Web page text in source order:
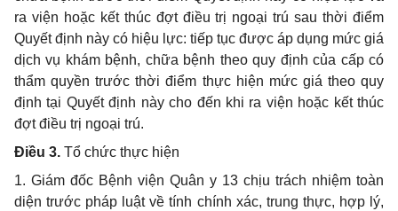
ra viện hoặc kết thúc đợt điều trị ngoại trú sau thời điểm
Quyết định này có hiệu lực: tiếp tục được áp dụng mức giá
dịch vụ khám bệnh, chữa bệnh theo quy định của cấp có
thẩm quyền trước thời điểm thực hiện mức giá theo quy
định tại Quyết định này cho đến khi ra viện hoặc kết thúc
đợt điều trị ngoại trú.
Điều 3. Tổ chức thực hiện
1. Giám đốc Bệnh viện Quân y 13 chịu trách nhiệm toàn
diện trước pháp luật về tính chính xác, trung thực, hợp lý,